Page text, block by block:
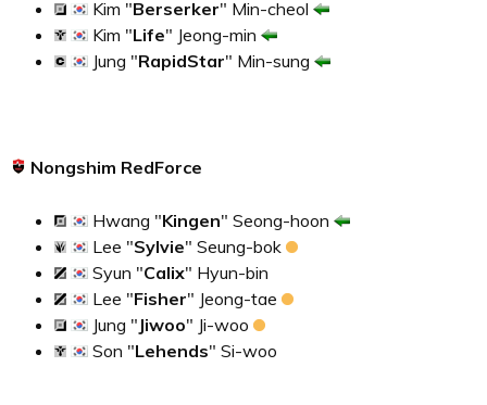
Kim "Berserker" Min-cheol
Kim "Life" Jeong-min
Jung "RapidStar" Min-sung
Nongshim RedForce
Hwang "Kingen" Seong-hoon
Lee "Sylvie" Seung-bok
Syun "Calix" Hyun-bin
Lee "Fisher" Jeong-tae
Jung " Jiwoo" Ji-woo
Son "Lehends" Si-woo